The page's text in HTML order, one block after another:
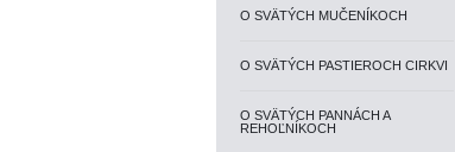
O SVÄTÝCH MUČENÍKOCH
O SVÄTÝCH PASTIEROCH CIRKVI
O SVÄTÝCH PANNÁCH A
REHOĽNÍKOCH